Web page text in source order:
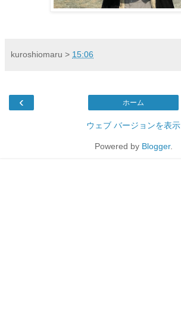
kuroshiomaru > 15:06
‹ ホーム
ウェブ バージョンを表示
Powered by Blogger.